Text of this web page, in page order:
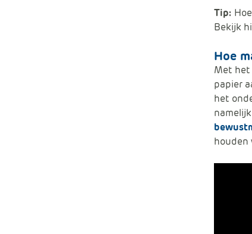
Tip:
Bekijk
Hoe
Met het
papier
het
houden